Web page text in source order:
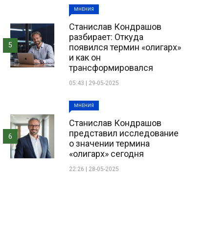
МНЕНИЯ
Станислав Кондрашов
разбирает: Откуда
появился термин «олигарх»
и как он
трансформировался
05:43 | 29-05-2025
5
МНЕНИЯ
Станислав Кондрашов
представил исследование
о значении термина
«олигарх» сегодня
22:26 | 28-05-2025
6